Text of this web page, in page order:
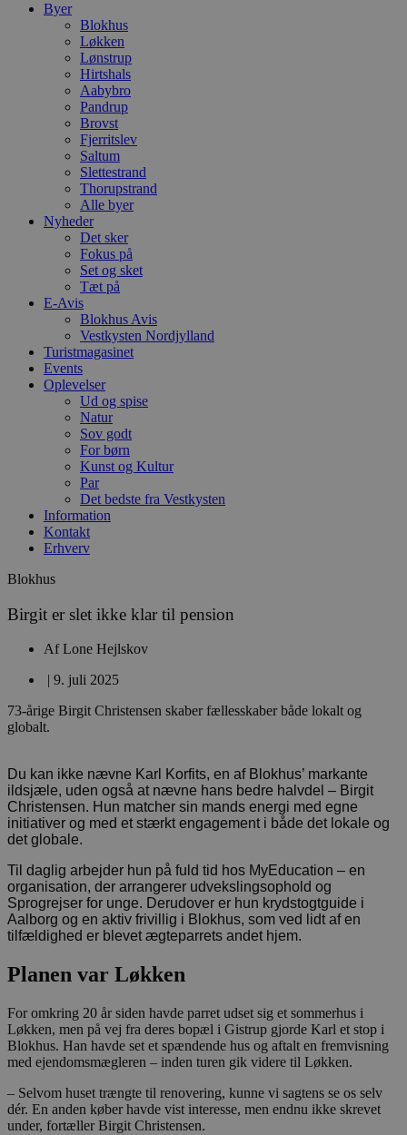
Byer
Blokhus
Løkken
Lønstrup
Hirtshals
Aabybro
Pandrup
Brovst
Fjerritslev
Saltum
Slettestrand
Thorupstrand
Alle byer
Nyheder
Det sker
Fokus på
Set og sket
Tæt på
E-Avis
Blokhus Avis
Vestkysten Nordjylland
Turistmagasinet
Events
Oplevelser
Ud og spise
Natur
Sov godt
For børn
Kunst og Kultur
Par
Det bedste fra Vestkysten
Information
Kontakt
Erhverv
Blokhus
Birgit er slet ikke klar til pension
AfLone Hejlskov
| 9. juli 2025
73-årige Birgit Christensen skaber fællesskaber både lokalt og
globalt.
Du kan ikke nævne Karl Korfits, en af Blokhus’ markante
ildsjæle, uden også at nævne hans bedre halvdel – Birgit
Christensen. Hun matcher sin mands energi med egne
initiativer og med et stærkt engagement i både det lokale og
det globale.
Til daglig arbejder hun på fuld tid hos MyEducation – en
organisation, der arrangerer udvekslingsophold og
Sprogrejser for unge. Derudover er hun krydstogtguide i
Aalborg og en aktiv frivillig i Blokhus, som ved lidt af en
tilfældighed er blevet ægteparrets andet hjem.
Planen var Løkken
For omkring 20 år siden havde parret udset sig et sommerhus i
Løkken, men på vej fra deres bopæl i Gistrup gjorde Karl et stop i
Blokhus. Han havde set et spændende hus og aftalt en fremvisning
med ejendomsmægleren – inden turen gik videre til Løkken.
– Selvom huset trængte til renovering, kunne vi sagtens se os selv
dér. En anden køber havde vist interesse, men endnu ikke skrevet
under, fortæller Birgit Christensen.